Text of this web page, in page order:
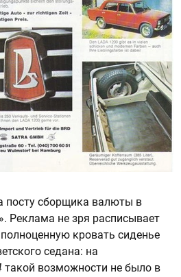
посту сборщика валюты в
Реклама не зря расписывает
кровать сиденье
седана: на
такой возможности не было в